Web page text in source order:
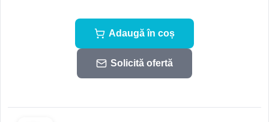
Adaugă în coș
Solicită ofertă